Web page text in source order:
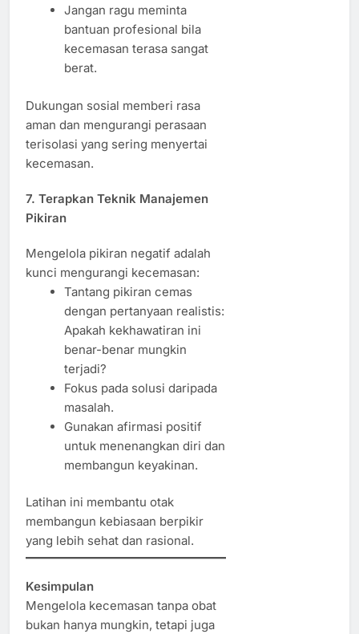
Jangan ragu meminta
bantuan profesional bila
kecemasan terasa sangat
berat.
Dukungan sosial memberi rasa
aman dan mengurangi perasaan
terisolasi yang sering menyertai
kecemasan.
7. Terapkan Teknik Manajemen
Pikiran
Mengelola pikiran negatif adalah
kunci mengurangi kecemasan:
Tantang pikiran cemas
dengan pertanyaan realistis:
Apakah kekhawatiran ini
benar-benar mungkin
terjadi?
Fokus pada solusi daripada
masalah.
Gunakan afirmasi positif
untuk menenangkan diri dan
membangun keyakinan.
Latihan ini membantu otak
membangun kebiasaan berpikir
yang lebih sehat dan rasional.
Kesimpulan
Mengelola kecemasan tanpa obat
bukan hanya mungkin, tetapi juga